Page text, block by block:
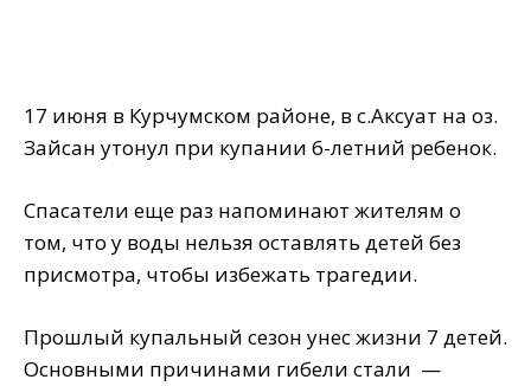
17 июня в Курчумском районе, в с.Аксуат на оз.
Зайсан утонул при купании 6-летний ребенок.
Спасатели еще раз напоминают жителям о
том, что у воды нельзя оставлять детей без
присмотра, чтобы избежать трагедии.
Прошлый купальный сезон унес жизни 7 детей.
Основными причинами гибели стали —